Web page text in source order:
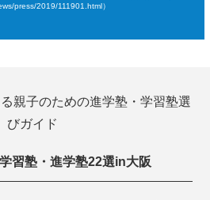
press/2019/111901.html）
親子のための進学塾・学習塾選
びガイド
習塾・進学塾22選in大阪